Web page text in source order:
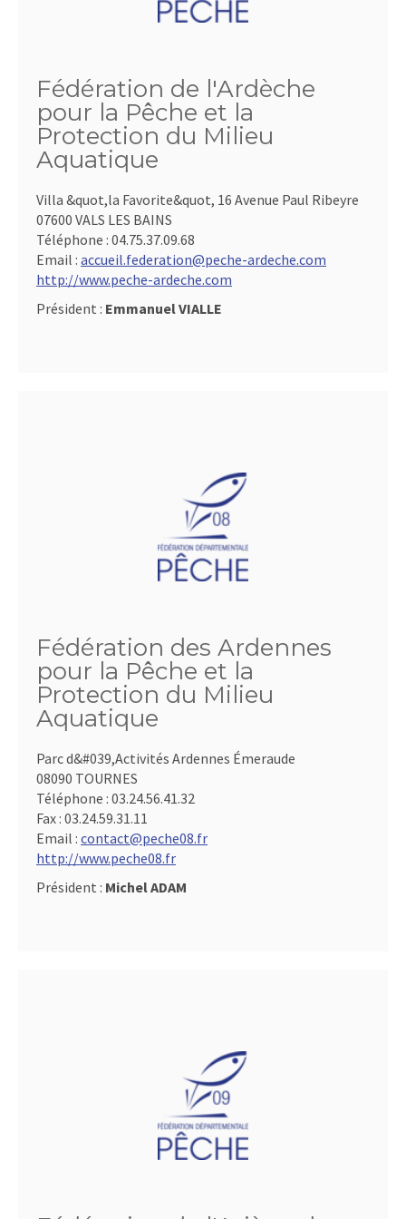
Fédération de l'Ardèche
pour la Pêche et la
Protection du Milieu
Aquatique
Villa &quot,la Favorite&quot, 16 Avenue Paul Ribeyre
07600 VALS LES BAINS
Téléphone : 04.75.37.09.68
Email : accueil.federation@peche-ardeche.com
http://www.peche-ardeche.com
Président : Emmanuel VIALLE
Fédération des Ardennes
pour la Pêche et la
Protection du Milieu
Aquatique
Parc d&#039,Activités Ardennes Émeraude
08090 TOURNES
Téléphone : 03.24.56.41.32
Fax : 03.24.59.31.11
Email : contact@peche08.fr
http://www.peche08.fr
Président : Michel ADAM